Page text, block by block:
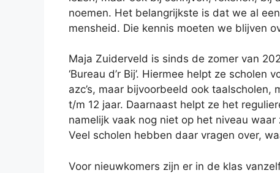
noemen. Het belangrijkste is dat we al
mensheid. Die kennis moeten we blijven
Maja Zuiderveld is sinds de zomer van
‘Bureau d’r Bij’. Hiermee helpt ze
azc’s, maar bijvoorbeeld ook
t/m 12 jaar. Daarnaast helpt ze het
namelijk vaak nog niet op het niveau
Veel scholen hebben daar vragen over,
Voor nieuwkomers zijn er in de klas